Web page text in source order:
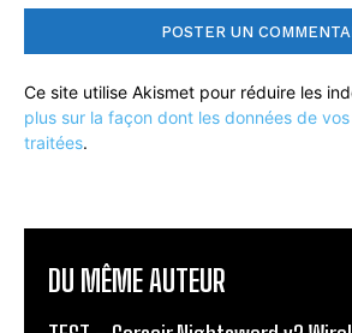
Ce site utilise Akismet pour réduire les
plus sur la façon dont les données de
traitées.
DU MÊME AUTEUR